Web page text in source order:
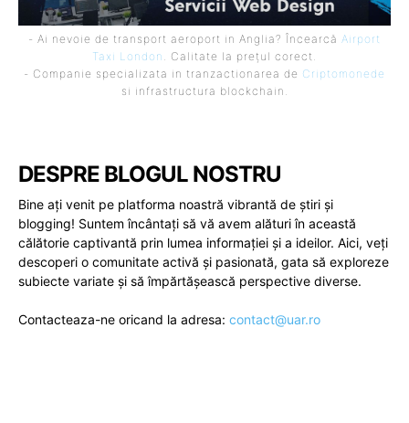
- Ai nevoie de transport aeroport in Anglia? Încearcă Airport
Taxi London . Calitate la prețul corect.
- Companie specializata in tranzactionarea de Criptomonede
si infrastructura blockchain.
DESPRE BLOGUL NOSTRU
Bine ați venit pe platforma noastră vibrantă de știri și
blogging! Suntem încântați să vă avem alături în această
călătorie captivantă prin lumea informației și a ideilor. Aici, veți
descoperi o comunitate activă și pasionată, gata să exploreze
subiecte variate și să împărtășească perspective diverse.
Contacteaza-ne oricand la adresa: contact@uar.ro